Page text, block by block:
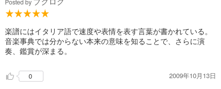
Posted by
楽譜にはイタリア語で速度や表情を表す言葉が書かれている。
音楽事典では分からない本来の意味を知ることで、さらに演
奏、鑑賞が深まる。
0 2009年10月13日